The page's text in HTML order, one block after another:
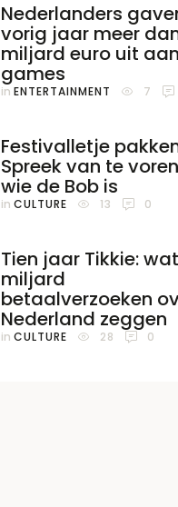
Nederlanders
vorig jaar meer
miljard euro uit aan
games
in ENTERTAINMENT 7
Festivalletje
Spreek van te
wie de Bob is
in CULTURE 13 0
Tien jaar Tikkie:
miljard
betaalverzoeken
Nederland zeggen
in CULTURE 28 0